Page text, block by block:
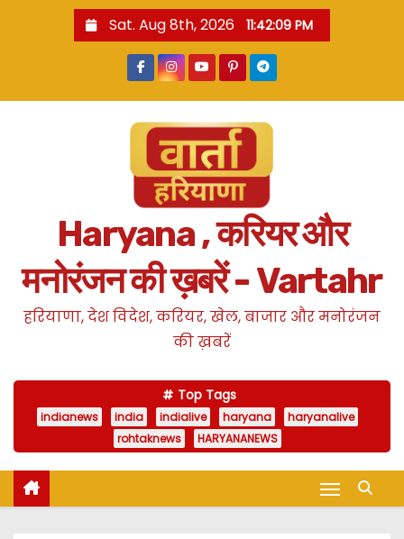
Sat. Aug 8th, 2026 11:42:10 PM
Haryana , करियर और
मनोरंजन की ख़बरें - Vartahr
हरियाणा, देश विदेश, करियर, खेल, बाजार और मनोरंजन
की ख़बरें
Top Tags
indianews india indialive haryana
haryanalive
rohtaknews
HARYANANEWS